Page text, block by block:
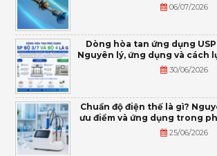
06/07/2026
Dòng hòa tan ứng dụng USP
Nguyên lý, ứng dụng và cách
30/06/2026
Chuẩn độ điện thế là gì?
ưu điểm và ứng dụng trong
25/06/2026